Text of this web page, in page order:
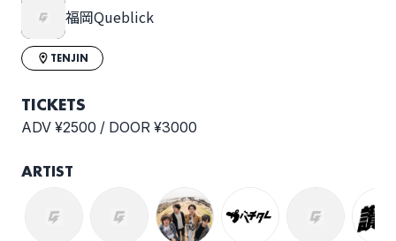
福岡Queblick
TENJIN
TICKETS
ADV ¥2500 / DOOR ¥3000
ARTIST